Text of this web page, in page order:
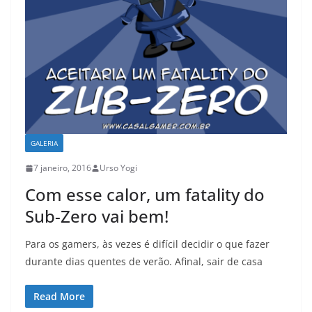
GALERIA
7 janeiro, 2016 Urso Yogi
Com esse calor, um fatality do
Sub-Zero vai bem!
Para os gamers, às vezes é difícil decidir o que fazer
durante dias quentes de verão. Afinal, sair de casa
Read More